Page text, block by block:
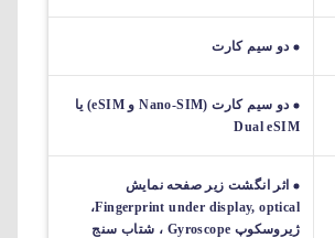
دو سیم کارت
دو سیم کارت (Nano-SIM و eSIM) یا
Dual eSIM
اثر انگشت زیر صفحه نمایش
Fingerprint under display, optical،
ژیروسکوپ Gyroscope ، شتاب سنج